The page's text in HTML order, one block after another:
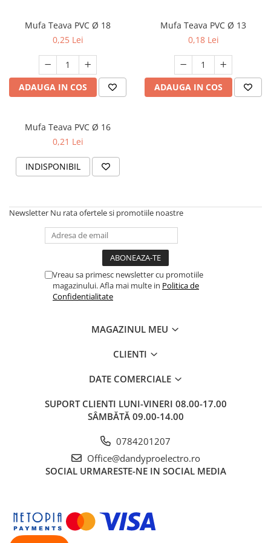
Lustre
Prelungitoare/Derulatoare
Starter/Droser
Triplu Stecher
Întrerupătoare/Comutatoare
Ţeavă PVC
Mufa Teava PVC Ø 18
0,25 Lei
ADAUGA IN COS
Mufa Teava PVC Ø 13
0,18 Lei
ADAUGA IN COS
Mufa Teava PVC Ø 16
0,21 Lei
INDISPONIBIL
Newsletter Nu rata ofertele si promotiile noastre
Vreau sa primesc newsletter cu promotiile
magazinului. Afla mai multe in Politica de
Confidentialitate
MAGAZINUL MEU
CLIENTI
DATE COMERCIALE
SUPORT CLIENTI LUNI-VINERI 08.00-17.00
SÂMBĂTĂ 09.00-14.00
0784201207
Office@dandyproelectro.ro
SOCIAL URMARESTE-NE IN SOCIAL MEDIA